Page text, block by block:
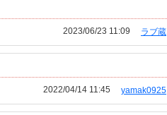
ラブ蔵
2023/06/23 11:09
yamak0925
2022/04/14 11:45